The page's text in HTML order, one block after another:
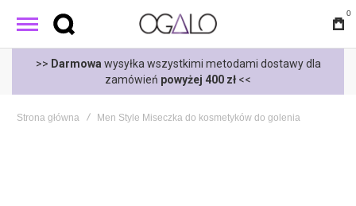
0
>> Darmowa wysyłka wszystkimi metodami dostawy dla
zamówień powyżej 400 zł <<
Strona główna Men Style Miseczka do kosmetyków do golenia